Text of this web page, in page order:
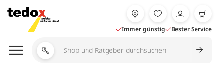
Inhalt
springen
Immer günstig Bester Service
Shop